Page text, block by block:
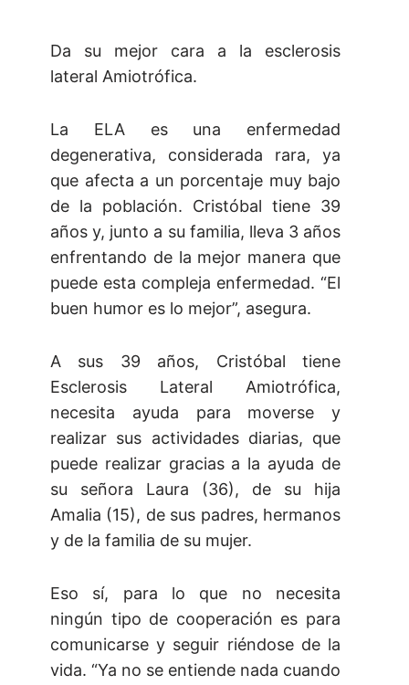
Da su mejor cara a la esclerosis
lateral Amiotrófica.
La ELA es una enfermedad
degenerativa, considerada rara, ya
que afecta a un porcentaje muy bajo
de la población. Cristóbal tiene 39
años y, junto a su familia, lleva 3 años
enfrentando de la mejor manera que
puede esta compleja enfermedad. “El
buen humor es lo mejor”, asegura.
A sus 39 años, Cristóbal tiene
Esclerosis Lateral Amiotrófica,
necesita ayuda para moverse y
realizar sus actividades diarias, que
puede realizar gracias a la ayuda de
su señora Laura (36), de su hija
Amalia (15), de sus padres, hermanos
y de la familia de su mujer.
Eso sí, para lo que no necesita
ningún tipo de cooperación es para
comunicarse y seguir riéndose de la
vida. “Ya no se entiende nada cuando